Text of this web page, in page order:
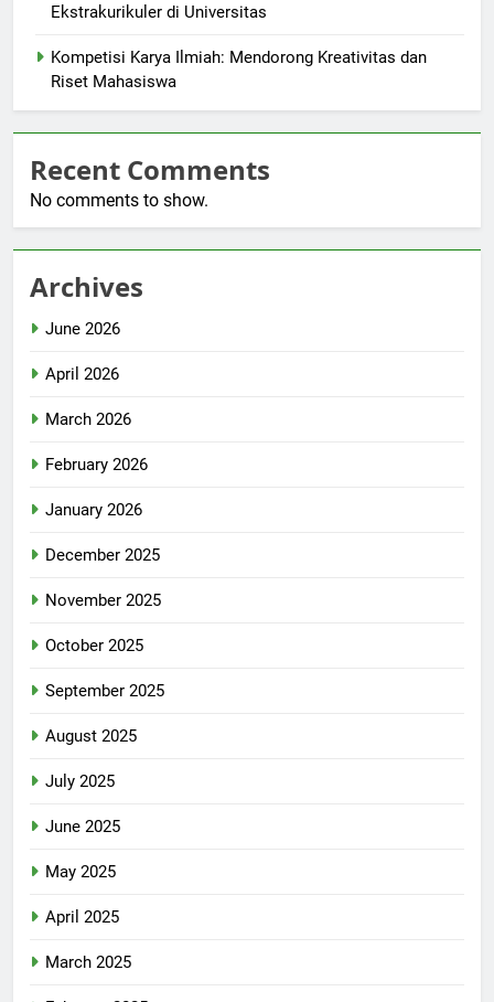
Ekstrakurikuler di Universitas
Kompetisi Karya Ilmiah: Mendorong Kreativitas dan
Riset Mahasiswa
Recent Comments
No comments to show.
Archives
June 2026
April 2026
March 2026
February 2026
January 2026
December 2025
November 2025
October 2025
September 2025
August 2025
July 2025
June 2025
May 2025
April 2025
March 2025